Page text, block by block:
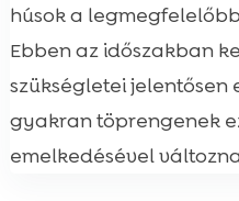
húsok a
Ebben az időszakban
szükségletei jelentősen
gyakran töprengenek
emelkedésével